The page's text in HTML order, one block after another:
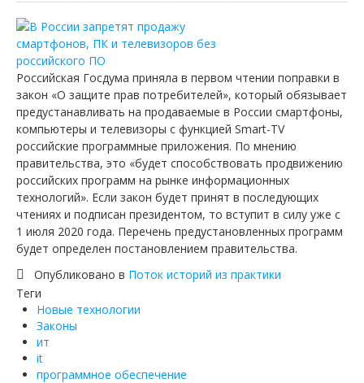
Youtube канал сайта
Ютуб о крипто
Telegram
Российская Госдума приняла в первом чтении поправки в
закон «О защите прав потребителей», который обязывает
предустанавливать на продаваемые в России смартфоны,
компьютеры и телевизоры с функцией Smart-TV
российские программные приложения. По мнению
правительства, это «будет способствовать продвижению
российских программ на рынке информационных
технологий». Если закон будет принят в последующих
чтениях и подписан президентом, то вступит в силу уже с
1 июля 2020 года. Перечень предустановленных программ
будет определен постановлением правительства.
Опубликовано в Поток историй из практики
Теги
Новые технологии
Законы
ит
it
программное обеспечение